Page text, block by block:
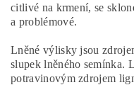
citlivé na krmení, se
a problémové.
Lněné výlisky jsou
slupek lněného semínka.
potravinovým zdrojem